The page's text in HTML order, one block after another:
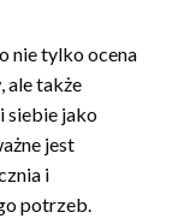
nie tylko ocena
ale także
siebie jako
jest
i
potrzeb.